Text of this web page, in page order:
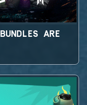
ARE